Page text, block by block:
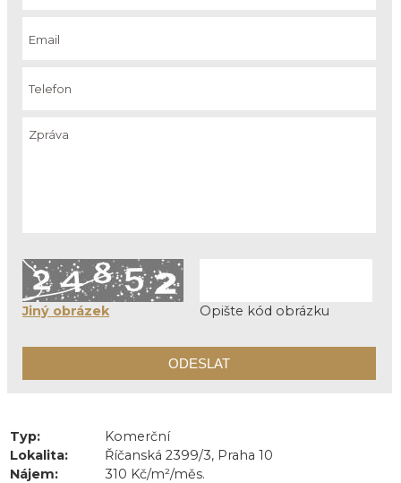
Jiný obrázek Opište kód obrázku
Typ:
Komerční
Lokalita:
Říčanská 2399/3, Praha 10
Nájem:
310 Kč/m²/měs.